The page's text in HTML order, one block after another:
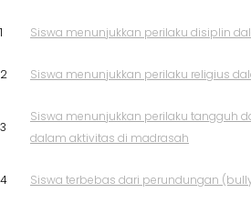
1 Siswa menunjukkan perilaku disiplin
2 Siswa menunjukkan perilaku religius
3
Siswa menunjukkan perilaku tangguh
dalam aktivitas di madrasah
4 Siswa terbebas dari perundungan